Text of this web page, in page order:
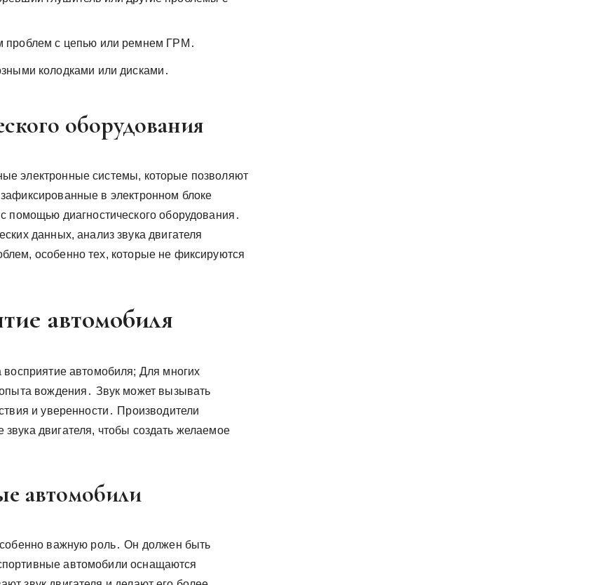
проблем с цепью или ремнем ГРМ․
колодками или дисками․
оборудования
электронные системы, которые позволяют
в электронном блоке
помощью диагностического оборудования․
данных, анализ звука двигателя
особенно тех, которые не фиксируются
автомобиля
восприятие автомобиля; Для многих
вождения․ Звук может вызывать
и уверенности․ Производители
двигателя, чтобы создать желаемое
автомобили
важную роль․ Он должен быть
автомобили оснащаются